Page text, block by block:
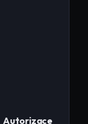
Autorizace